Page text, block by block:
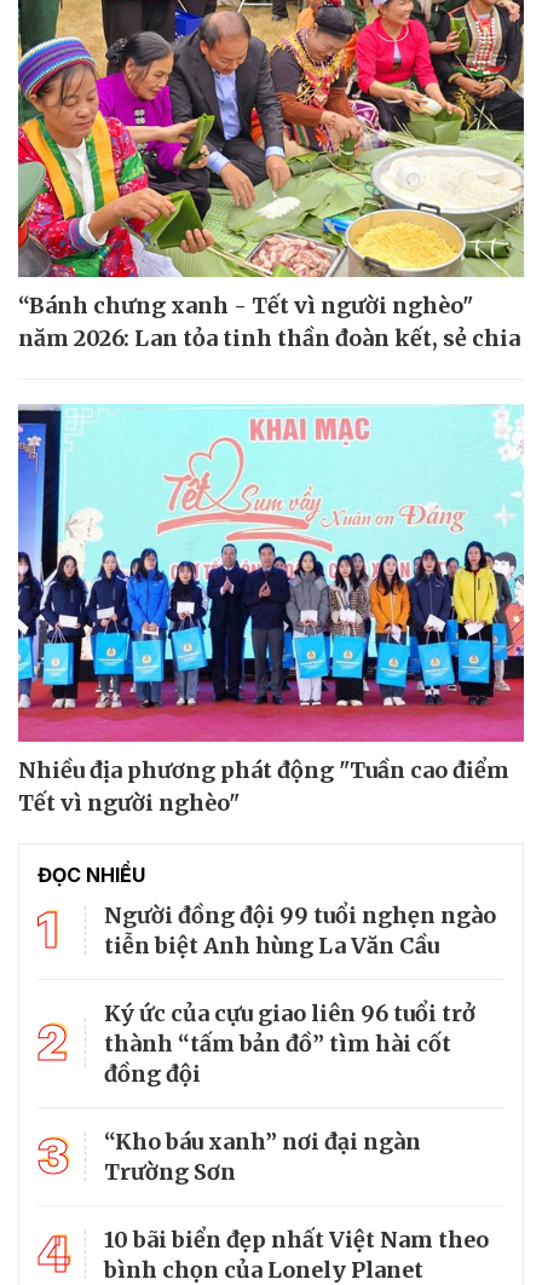
“Bánh chưng xanh - Tết vì người nghèo"
năm 2026: Lan tỏa tinh thần đoàn kết, sẻ chia
Nhiều địa phương phát động "Tuần cao điểm
Tết vì người nghèo"
ĐỌC NHIỀU
1
Người đồng đội 99 tuổi nghẹn ngào
tiễn biệt Anh hùng La Văn Cầu
2
Ký ức của cựu giao liên 96 tuổi trở
thành “tấm bản đồ” tìm hài cốt
đồng đội
3
“Kho báu xanh” nơi đại ngàn
Trường Sơn
4
10 bãi biển đẹp nhất Việt Nam theo
bình chọn của Lonely Planet